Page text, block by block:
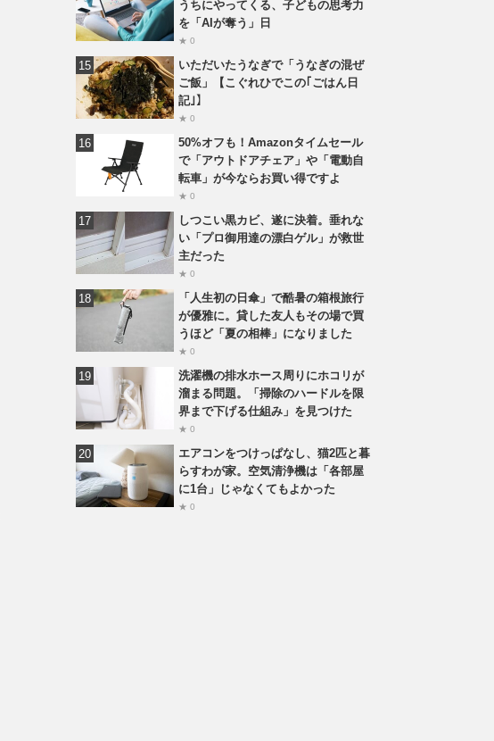
うちにやってくる、子どもの思考力
を「AIが奪う」日
★ 0
いただいたうなぎで「うなぎの混ぜ
ご飯」【こぐれひでこの｢ごはん日
記｣】
★ 0
50%オフも！Amazonタイムセール
で「アウトドアチェア」や「電動自
転車」が今ならお買い得ですよ
★ 0
しつこい黒カビ、遂に決着。垂れな
い「プロ御用達の漂白ゲル」が救世
主だった
★ 0
「人生初の日傘」で酷暑の箱根旅行
が優雅に。貸した友人もその場で買
うほど「夏の相棒」になりました
★ 0
洗濯機の排水ホース周りにホコリが
溜まる問題。「掃除のハードルを限
界まで下げる仕組み」を見つけた
★ 0
エアコンをつけっぱなし、猫2匹と暮
らすわが家。空気清浄機は「各部屋
に1台」じゃなくてもよかった
★ 0